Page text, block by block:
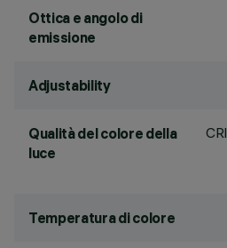
Ottica e angolo di
emissione
Adjustability
Qualità del colore della
luce
CRI
Temperatura di colore